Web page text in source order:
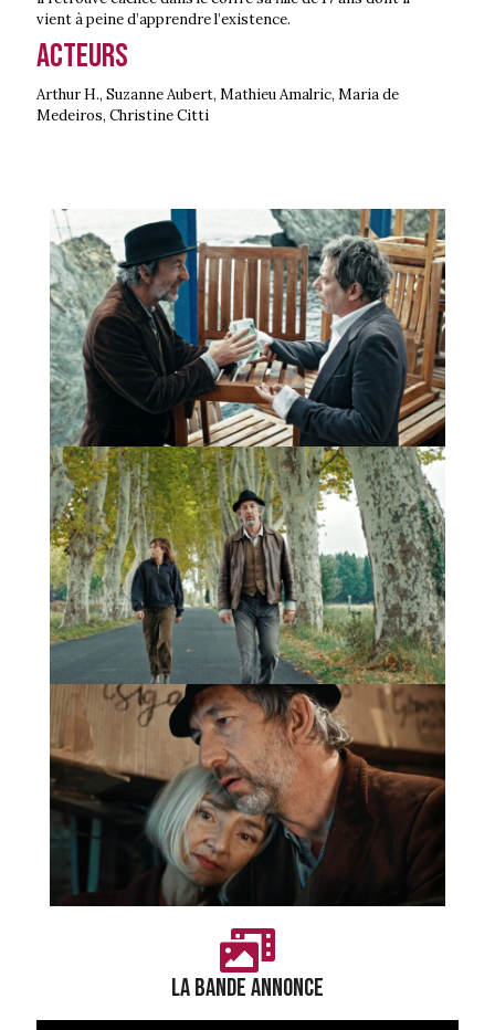
vient à peine d’apprendre l’existence.
Acteurs
Arthur H., Suzanne Aubert, Mathieu Amalric, Maria de
Medeiros, Christine Citti
LA BANDE ANNONCE